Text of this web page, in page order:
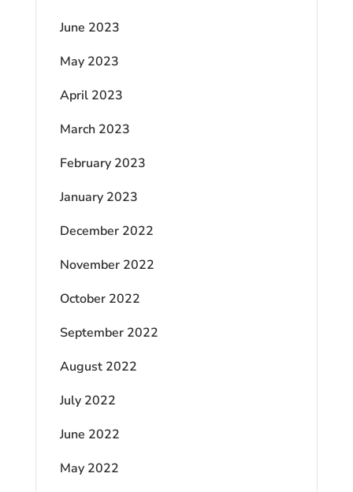
June 2023
May 2023
April 2023
March 2023
February 2023
January 2023
December 2022
November 2022
October 2022
September 2022
August 2022
July 2022
June 2022
May 2022